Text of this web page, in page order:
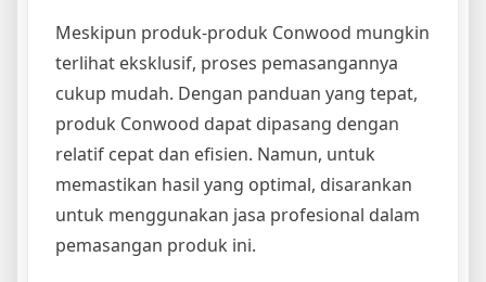
Meskipun produk-produk Conwood mungkin
terlihat eksklusif, proses pemasangannya
cukup mudah. Dengan panduan yang tepat,
produk Conwood dapat dipasang dengan
relatif cepat dan efisien. Namun, untuk
memastikan hasil yang optimal, disarankan
untuk menggunakan jasa profesional dalam
pemasangan produk ini.